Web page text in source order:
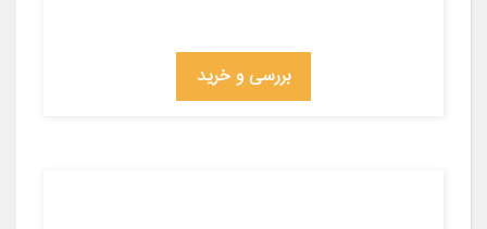
بررسی و خرید